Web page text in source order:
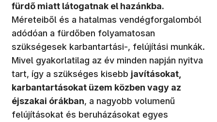
fürdő miatt látogatnak el hazánkba.
Méreteiből és a hatalmas vendégforgalomból
adódóan a fürdőben folyamatosan
szükségesek karbantartási-, felújítási munkák.
Mivel gyakorlatilag az év minden napján nyitva
tart, így a szükséges kisebb javításokat,
karbantartásokat üzem közben vagy az
éjszakai órákban, a nagyobb volumenű
felújításokat és beruházásokat egyes